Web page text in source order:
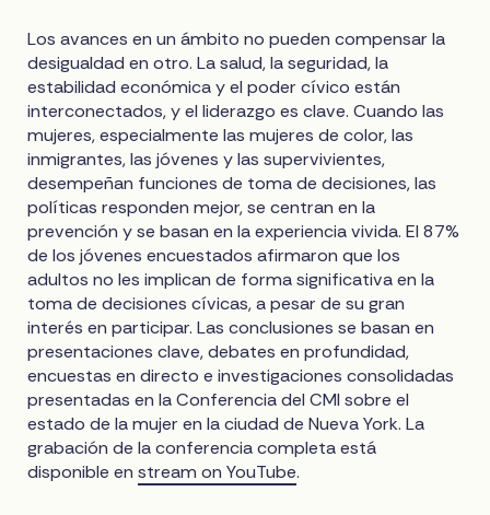
Los avances en un ámbito no pueden compensar la
desigualdad en otro. La salud, la seguridad, la
estabilidad económica y el poder cívico están
interconectados, y el liderazgo es clave. Cuando las
mujeres, especialmente las mujeres de color, las
inmigrantes, las jóvenes y las supervivientes,
desempeñan funciones de toma de decisiones, las
políticas responden mejor, se centran en la
prevención y se basan en la experiencia vivida. El 87%
de los jóvenes encuestados afirmaron que los
adultos no les implican de forma significativa en la
toma de decisiones cívicas, a pesar de su gran
interés en participar. Las conclusiones se basan en
presentaciones clave, debates en profundidad,
encuestas en directo e investigaciones consolidadas
presentadas en la Conferencia del CMI sobre el
estado de la mujer en la ciudad de Nueva York. La
grabación de la conferencia completa está
disponible enstream on YouTube.